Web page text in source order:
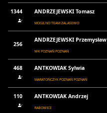
1344 ANDRZEJEWSKI Tomasz
MOGILNO TEAM ZALASEWO
256
ANDRZEJEWSKI Przemysław
WK POZNAŃ POZNAŃ
468 ANTKOWIAK Sylwia
MARATOŃCZYK POZNAŃ POZNAŃ
110 ANTKOWIAK Andrzej
RABOWICE